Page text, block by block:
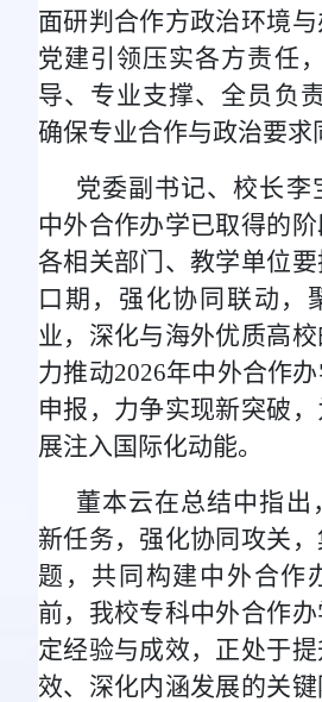
面研判合作方政治环境
党建引领压实各方责任
导、专业支撑、全员负
确保专业合作与政治要求
党委副书记、校长李
中外合作办学已取得的
各相关部门、教学单位
口期，强化协同联动，
业，深化与海外优质高
力推动2026年中外合作办
申报，力争实现新突破
展注入国际化动能。
董本云在总结中指出
新任务，强化协同攻关
题，共同构建中外合作
前，我校专科中外合作
定经验与成效，正处于
效、深化内涵发展的关